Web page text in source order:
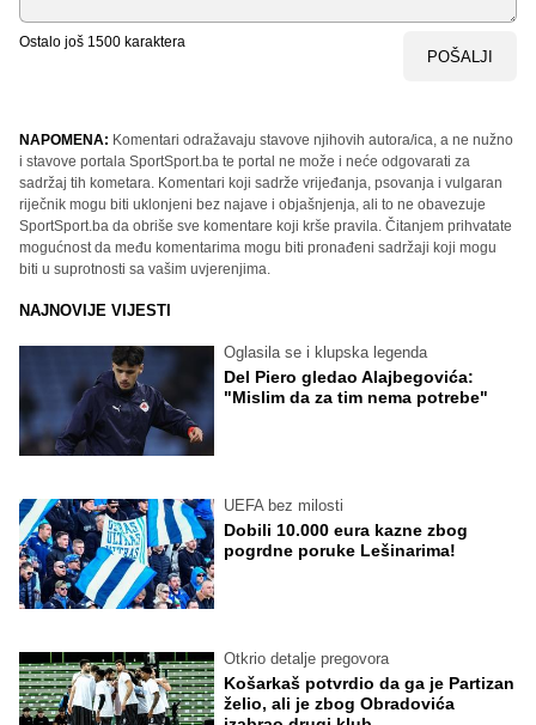
Ostalo još 1500 karaktera
POŠALJI
NAPOMENA: Komentari odražavaju stavove njihovih autora/ica, a ne nužno
i stavove portala SportSport.ba te portal ne može i neće odgovarati za
sadržaj tih kometara. Komentari koji sadrže vrijeđanja, psovanja i vulgaran
riječnik mogu biti uklonjeni bez najave i objašnjenja, ali to ne obavezuje
SportSport.ba da obriše sve komentare koji krše pravila. Čitanjem prihvatate
mogućnost da među komentarima mogu biti pronađeni sadržaji koji mogu
biti u suprotnosti sa vašim uvjerenjima.
NAJNOVIJE VIJESTI
Oglasila se i klupska legenda
Del Piero gledao Alajbegovića:
"Mislim da za tim nema potrebe"
UEFA bez milosti
Dobili 10.000 eura kazne zbog
pogrdne poruke Lešinarima!
Otkrio detalje pregovora
Košarkaš potvrdio da ga je Partizan
želio, ali je zbog Obradovića